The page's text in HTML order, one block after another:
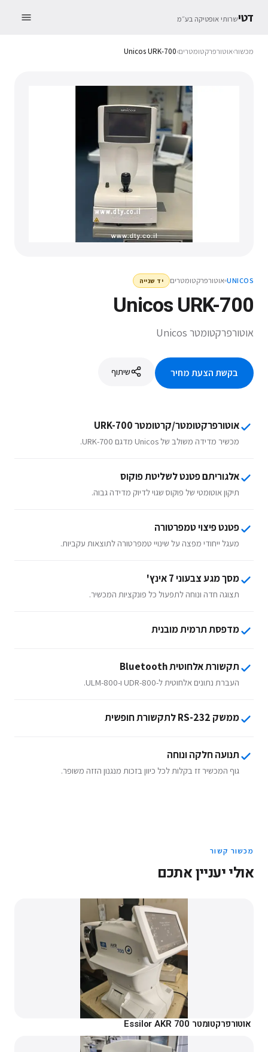
דטישרותי אופטיקה בע״מ
מכשור›אוטורפרקטומטרים›
Unicos URK-700
UNICOS אוטורפרקטומטרים יד שנייה
Unicos URK-700
אוטורפרקטומטר Unicos
בקשת הצעת מחיר שיתוף
אוטורפרקטומטר/קרטומטר URK-700
מכשיר מדידה משולב של Unicos מדגם URK-700.
אלגוריתם פטנט לשליטת פוקוס
תיקון אוטומטי של פוקוס שגוי לדיוק מדידה גבוה.
פטנט פיצוי טמפרטורה
מעגל ייחודי מפצה על שינויי טמפרטורה לתוצאות עקביות.
מסך מגע צבעוני 7 אינץ'
תצוגה חדה ונוחה לתפעול כל פונקציות המכשיר.
מדפסת תרמית מובנית
תקשורת אלחוטית Bluetooth
העברת נתונים אלחוטית ל-UDR-800 ו-ULM-800.
ממשק RS-232 לתקשורת חופשית
תנועה חלקה ונוחה
גוף המכשיר זז בקלות לכל כיוון בזכות מנגנון הזזה משופר.
מכשור קשור
אולי יעניין אתכם
אוטורפרקטומטר Essilor AKR 700